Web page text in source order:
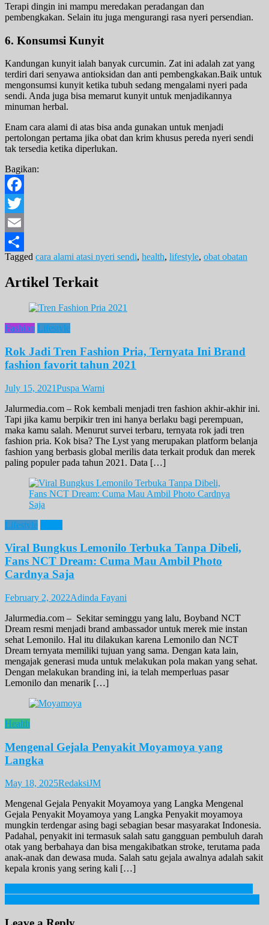
Terapi dingin ini mampu meredakan peradangan dan
pembengkakan. Selain itu juga mengurangi rasa nyeri persendian.
6. Konsumsi Kunyit
Kandungan kunyit ialah banyak curcumin. Zat ini adalah zat yang
terdiri dari senyawa antioksidan dan anti pembengkakan.Baik untuk
mengonsumsi kunyit ketika tubuh sedang mengalami nyeri pada
sendi. Anda juga bisa memarut kunyit untuk menjadikannya
minuman herbal.
Enam cara alami di atas bisa anda gunakan untuk menjadi
pertolongan pertama jika obat dan krim khusus pereda nyeri sendi
tak tersedia ketika diperlukan.
Bagikan:
Facebook
Twitter
Email
Share
Tagged cara alami atasi nyeri sendi, health, lifestyle, obat obatan
Artikel Terkait
Fashion Lifestyle
Rok Jadi Tren Fashion Pria, Ternyata Ini Brand
fashion favorit tahun 2021
July 15, 2021Puspa Warni
Jalurmedia.com – Rok kembali menjadi tren fashion akhir-akhir ini.
Tapi jika kamu berpikir tren ini hanya berlaku bagi perempuan,
maka kamu salah. Menurut survei terbaru, ternyata rok jadi tren
fashion pria. Kok bisa? The Lyst yang merupakan platform belanja
fashion yang berbasis global merilis data terkait produk dan merek
paling populer pada tahun 2021. Data […]
Lifestyle
Viral Bungkus Lemonilo Terbuka Tanpa Dibeli,
Fans NCT Dream: Cuma Mau Ambil Photo
Cardnya Saja
February 2, 2022Adinda Fayani
Jalurmedia.com – Sekitar seminggu yang lalu, Boyband NCT
Dream resmi menjadi brand ambassador untuk merek mie instan
sehat Lemonilo. Hal itu dilakukan karena Lemonilo dan NCT
Dream ternyata memiliki tujuan yang sama. Dengan kata lain,
mengajak generasi muda untuk melakukan pola makan yang sehat.
Dengan melakukan branding ini, ia telah memperluas pasar
Lemonilo dan menarik […]
Health
Mengenal Gejala Penyakit Moyamoya yang
Langka
May 18, 2025RedaksiJM
Mengenal Gejala Penyakit Moyamoya yang Langka Mengenal
Gejala Penyakit Moyamoya yang Langka Penyakit moyamoya
mungkin terdengar asing bagi sebagian besar masyarakat Indonesia.
Padahal, penyakit ini termasuk salah satu gangguan pembuluh darah
otak yang berbahaya dan bisa mengakibatkan stroke, terutama pada
anak-anak dan dewasa muda. Salah satu gejala awalnya adalah sakit
kepala kronis yang sering kali […]
Post
navigation